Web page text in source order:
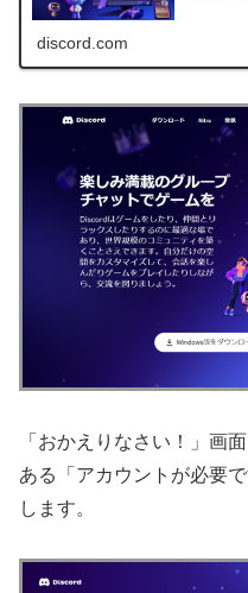
discord.com
「おかえりなさい！」画
ある「アカウントが必要
します。